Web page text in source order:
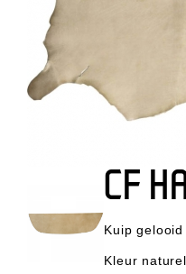
CF
Kuip
Kleur